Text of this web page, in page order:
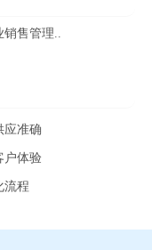
销售管理..
应准确
户体验
流程